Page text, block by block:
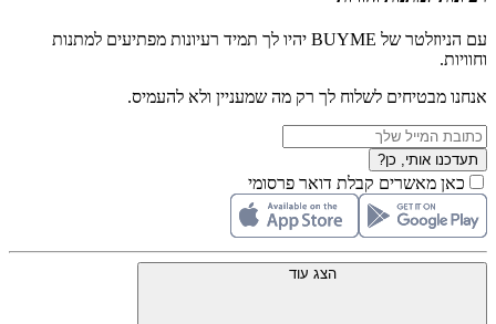
עם הניוזלטר של BUYME יהיו לך תמיד רעיונות מפתיעים למתנות
וחוויות.
אנחנו מבטיחים לשלוח לך רק מה שמעניין ולא להעמיס.
תעדכנו אותי, כן?
כאן מאשרים קבלת דואר פרסומי
הצג עוד